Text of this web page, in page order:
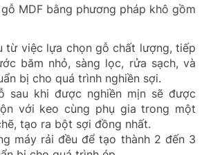
MDF bằng phương pháp khô gồm
từ việc lựa chọn gỗ chất lượng, tiếp
băm nhỏ, sàng lọc, rửa sạch, và
bị cho quá trình nghiền sợi.
sau khi được nghiền mịn sẽ được
với keo cùng phụ gia trong một
tạo ra bột sợi đồng nhất.
máy rải đều để tạo thành 2 đến 3